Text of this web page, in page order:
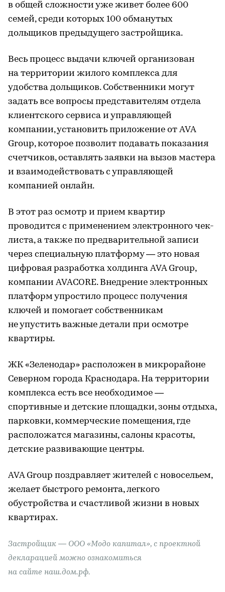
в общей сложности уже живет более 600
семей, среди которых 100 обманутых
дольщиков предыдущего застройщика.
Весь процесс выдачи ключей организован
на территории жилого комплекса для
удобства дольщиков. Собственники могут
задать все вопросы представителям отдела
клиентского сервиса и управляющей
компании, установить приложение от AVA
Group, которое позволит подавать показания
счетчиков, оставлять заявки на вызов мастера
и взаимодействовать с управляющей
компанией онлайн.
В этот раз осмотр и прием квартир
проводится с применением электронного чек-
листа, а также по предварительной записи
через специальную платформу — это новая
цифровая разработка холдинга AVA Group,
компании AVACORE. Внедрение электронных
платформ упростило процесс получения
ключей и помогает собственникам
не упустить важные детали при осмотре
квартиры.
ЖК «Зеленодар» расположен в микрорайоне
Северном города Краснодара. На территории
комплекса есть все необходимое —
спортивные и детские площадки, зоны отдыха,
парковки, коммерческие помещения, где
расположатся магазины, салоны красоты,
детские развивающие центры.
AVA Group поздравляет жителей с новосельем,
желает быстрого ремонта, легкого
обустройства и счастливой жизни в новых
квартирах.
Застройщик — ООО «Модо капитал», с проектной
декларацией можно ознакомиться
на сайте наш.дом.рф.